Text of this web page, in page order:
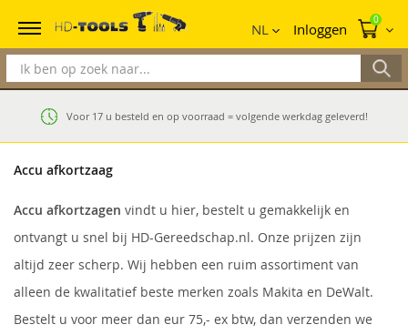
NL Inloggen
0
Voor 17 u besteld en op voorraad = volgende werkdag geleverd!
Accu afkortzaag
Accu afkortzagen vindt u hier, bestelt u gemakkelijk en
ontvangt u snel bij HD-Gereedschap.nl. Onze prijzen zijn
altijd zeer scherp. Wij hebben een ruim assortiment van
alleen de kwalitatief beste merken zoals Makita en DeWalt.
Bestelt u voor meer dan eur 75,- ex btw, dan verzenden we